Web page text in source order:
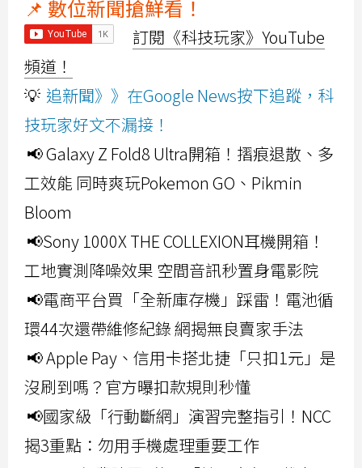
📌 數位新聞搶鮮看！
訂閱《科技玩家》YouTube
頻道！
💡 追新聞》》在Google News按下追蹤，科
技玩家好文不漏接！
📢 Galaxy Z Fold8 Ultra開箱！摺痕退散、多
工效能 同時爽玩Pokemon GO、Pikmin
Bloom
📢Sony 1000X THE COLLEXION耳機開箱！
工地實測降噪效果 空間音訊秒置身電影院
📢電商平台買「全新庫存機」踩雷！電池循
環44次還帶維修紀錄 網揭無良賣家手法
📢 Apple Pay、信用卡搭北捷「只扣1元」是
沒刷到嗎？官方曝扣款規則秒懂
📢國家級「行動斷網」演習完整指引！NCC
揭3重點：勿用手機處理重要工作